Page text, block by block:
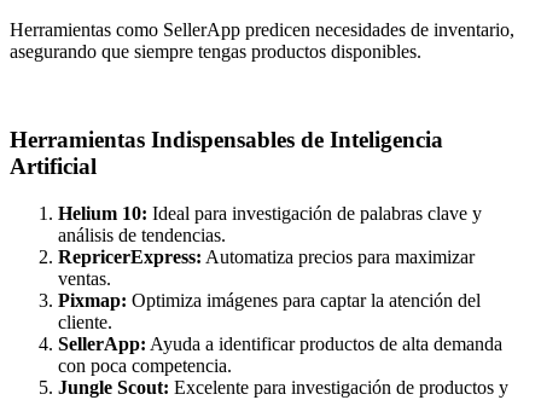
Herramientas como SellerApp predicen necesidades de inventario,
asegurando que siempre tengas productos disponibles.
Herramientas Indispensables de Inteligencia
Artificial
Helium 10: Ideal para investigación de palabras clave y
análisis de tendencias.
RepricerExpress: Automatiza precios para maximizar
ventas.
Pixmap: Optimiza imágenes para captar la atención del
cliente.
SellerApp: Ayuda a identificar productos de alta demanda
con poca competencia.
Jungle Scout: Excelente para investigación de productos y